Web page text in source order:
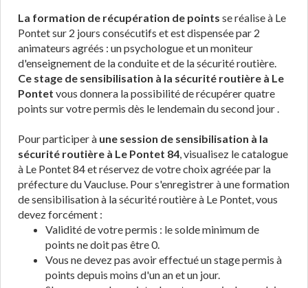
La formation de récupération de points se réalise à Le
Pontet sur 2 jours consécutifs et est dispensée par 2
animateurs agréés : un psychologue et un moniteur
d'enseignement de la conduite et de la sécurité routière.
Ce stage de sensibilisation à la sécurité routière à Le
Pontet vous donnera la possibilité de récupérer quatre
points sur votre permis dès le lendemain du second jour .
Pour participer à une session de sensibilisation à la
sécurité routière à Le Pontet 84, visualisez le catalogue
à Le Pontet 84 et réservez de votre choix agréée par la
préfecture du Vaucluse. Pour s'enregistrer à une formation
de sensibilisation à la sécurité routière à Le Pontet, vous
devez forcément :
Validité de votre permis : le solde minimum de
points ne doit pas être 0.
Vous ne devez pas avoir effectué un stage permis à
points depuis moins d'un an et un jour.